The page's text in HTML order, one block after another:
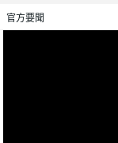
官方要聞